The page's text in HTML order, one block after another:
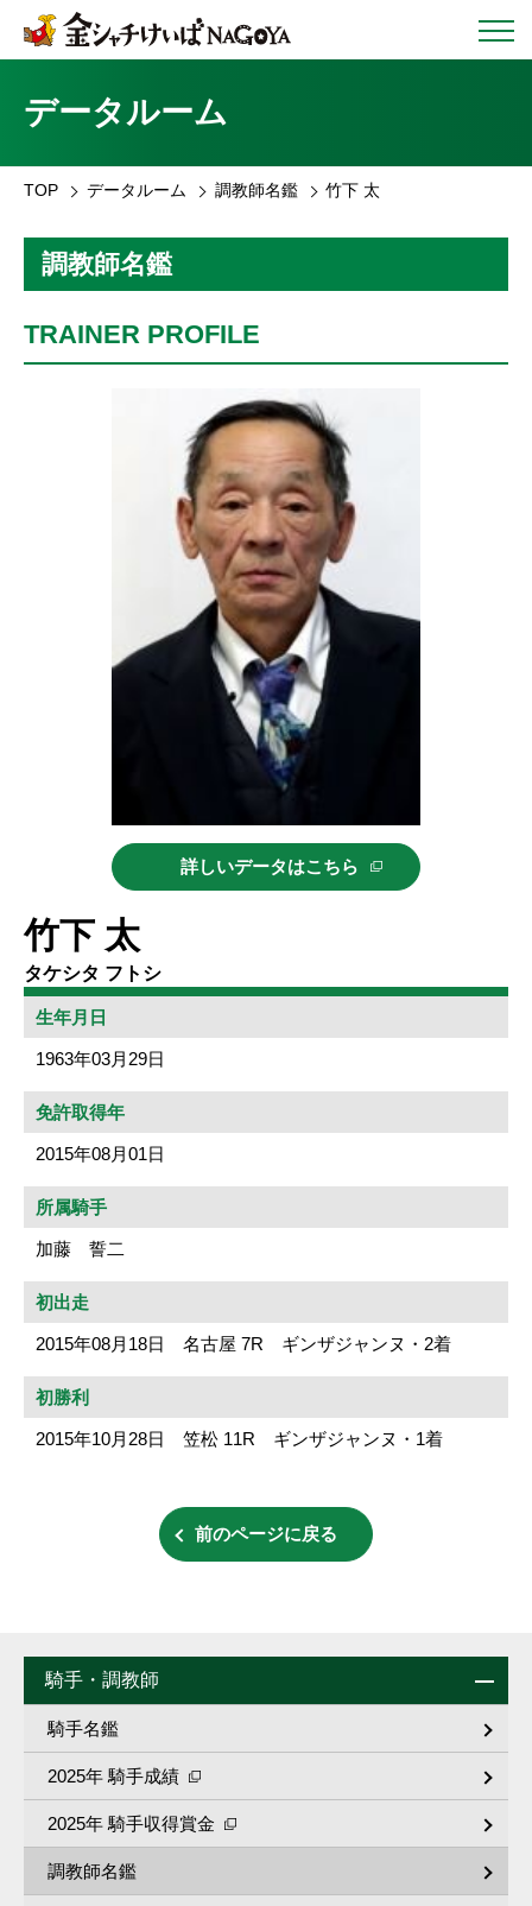
データルーム
TOP データルーム 調教師名鑑 竹下 太
調教師名鑑
TRAINER PROFILE
詳しいデータはこちら
竹下 太
タケシタ フトシ
生年月日
1963年03月29日
免許取得年
2015年08月01日
所属騎手
加藤 誓二
初出走
2015年08月18日 名古屋 7R ギンザジャンヌ・2着
初勝利
2015年10月28日 笠松 11R ギンザジャンヌ・1着
前のページに戻る
騎手・調教師
騎手名鑑
2025年 騎手成績
2025年 騎手収得賞金
調教師名鑑